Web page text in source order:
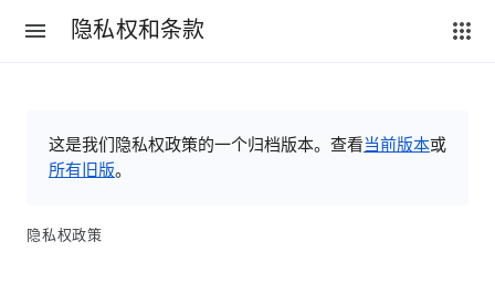
隐私权和条款
这是我们隐私权政策的一个归档版本。查看当前版本或
所有旧版。
隐私权政策